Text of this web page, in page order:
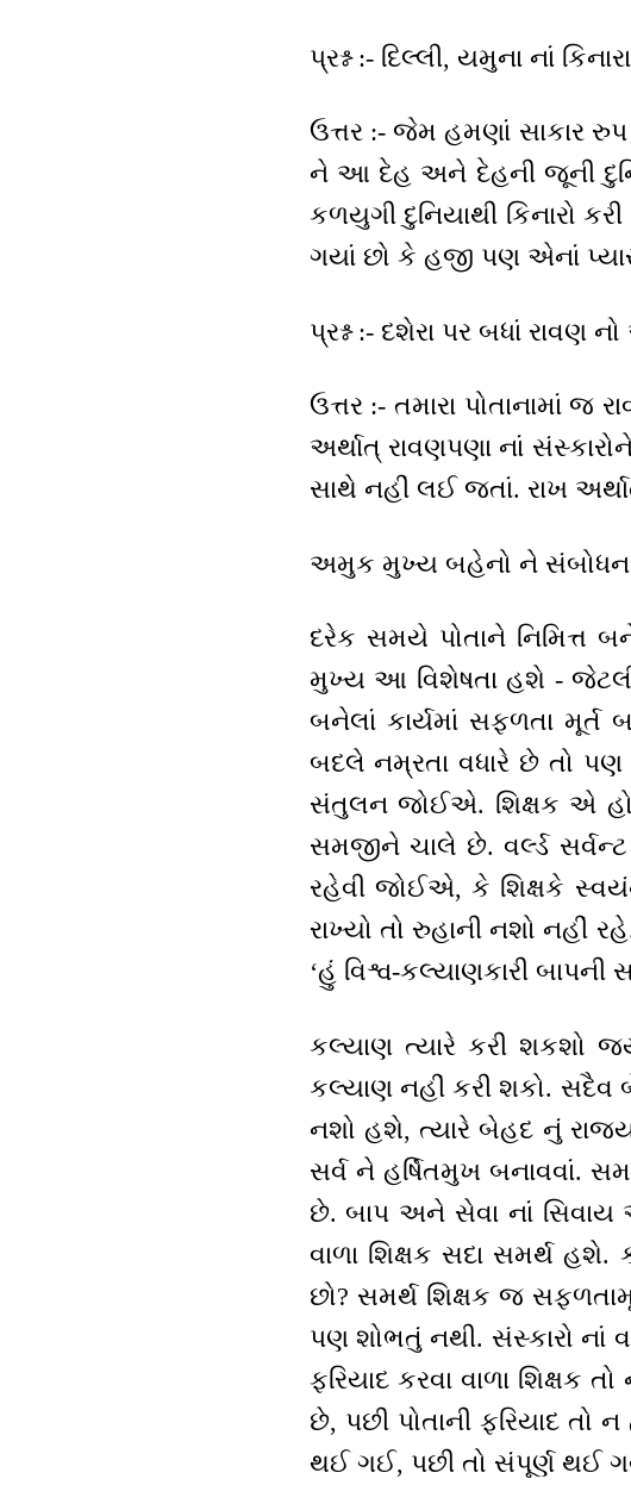
પ્રશ્ન :- દિલ્લી, યમુના નાં
ઉત્તર :- જેમ હમણાં સાકાર રુપ
ને આ દેહ અને દેહની જૂની
કળયુગી દુનિયાથી કિનારો
ગયાં છો કે હજી પણ એનાં
પ્રશ્ન :- દશેરા પર બધાં રાવણ
ઉત્તર :- તમારા પોતાનામાં જ
અર્થાત્ રાવણપણા નાં
સાથે નહીં લઈ જતાં. રાખ
અમુક મુખ્ય બહેનો ને સંબોધન
દરેક સમયે પોતાને નિમિત્ત
મુખ્ય આ વિશેષતા હશે -
બનેલાં કાર્યમાં સફળતા મૂર્ત
બદલે નમ્રતા વધારે છે તો પણ
સંતુલન જોઈએ. શિક્ષક એ હોય
સમજીને ચાલે છે. વર્લ્ડ
રહેવી જોઈએ, કે શિક્ષકે
રાખ્યો તો રુહાની નશો
‘હું વિશ્વ-કલ્યાણકારી
કલ્યાણ ત્યારે કરી શકશો
કલ્યાણ નહીં કરી શકો. સદૈવ
નશો હશે, ત્યારે બેહદ નું
સર્વ ને હર્ષિતમુખ બનાવવાં.
છે. બાપ અને સેવા નાં સિવાય
વાળા શિક્ષક સદા સમર્થ
છો? સમર્થ શિક્ષક જ
પણ શોભતું નથી. સંસ્કારો નાં
ફરિયાદ કરવા વાળા શિક્ષક
છે, પછી પોતાની ફરિયાદ
થઈ ગઈ, પછી તો સંપૂર્ણ થઈ